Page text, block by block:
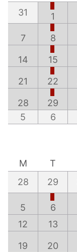
31
1
7 8
14 15
21 22
28 29
5
6
M
T
28
29
5 6
12
13
19 20